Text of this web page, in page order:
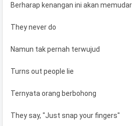
Berharap kenangan ini akan memudar
They never do
Namun tak pernah terwujud
Turns out people lie
Ternyata orang berbohong
They say, "Just snap your fingers"